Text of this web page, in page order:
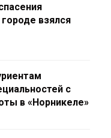
взялся
с
в «Норникеле»